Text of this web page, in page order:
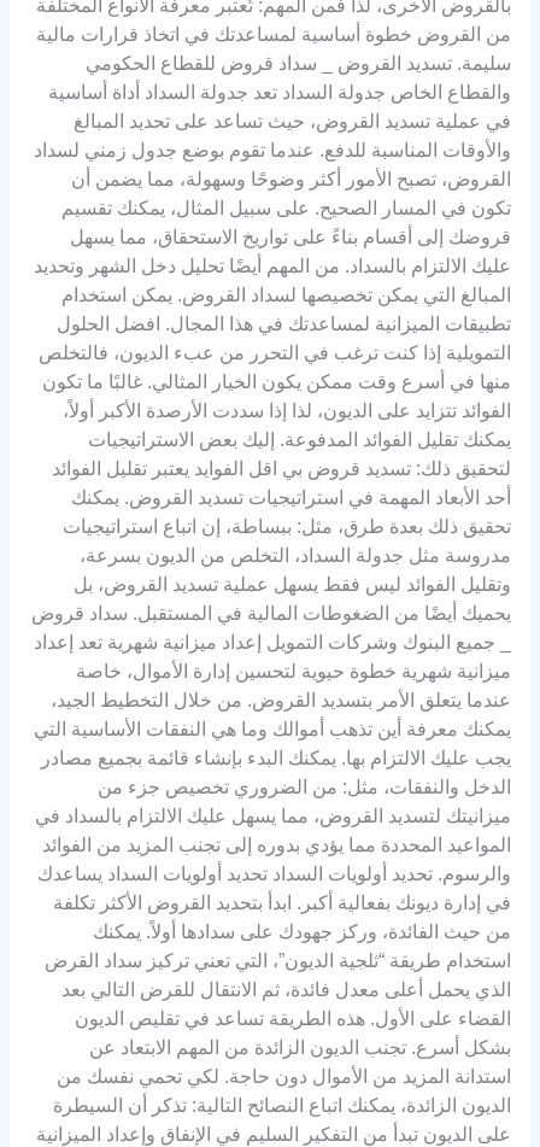
بالقروض الأخرى، لذا فمن المهم: تُعتبر معرفة الأنواع المختلفة
من القروض خطوة أساسية لمساعدتك في اتخاذ قرارات مالية
سليمة. تسديد القروض _ سداد قروض للقطاع الحكومي
والقطاع الخاص جدولة السداد تعد جدولة السداد أداة أساسية
في عملية تسديد القروض، حيث تساعد على تحديد المبالغ
والأوقات المناسبة للدفع. عندما تقوم بوضع جدول زمني لسداد
القروض، تصبح الأمور أكثر وضوحًا وسهولة، مما يضمن أن
تكون في المسار الصحيح. على سبيل المثال، يمكنك تقسيم
قروضك إلى أقسام بناءً على تواريخ الاستحقاق، مما يسهل
عليك الالتزام بالسداد. من المهم أيضًا تحليل دخل الشهر وتحديد
المبالغ التي يمكن تخصيصها لسداد القروض. يمكن استخدام
تطبيقات الميزانية لمساعدتك في هذا المجال. افضل الحلول
التمويلية إذا كنت ترغب في التحرر من عبء الديون، فالتخلص
منها في أسرع وقت ممكن يكون الخيار المثالي. غالبًا ما تكون
الفوائد تتزايد على الديون، لذا إذا سددت الأرصدة الأكبر أولاً،
يمكنك تقليل الفوائد المدفوعة. إليك بعض الاستراتيجيات
لتحقيق ذلك: تسديد قروض بي اقل الفوايد يعتبر تقليل الفوائد
أحد الأبعاد المهمة في استراتيجيات تسديد القروض. يمكنك
تحقيق ذلك بعدة طرق، مثل: ببساطة، إن اتباع استراتيجيات
مدروسة مثل جدولة السداد، التخلص من الديون بسرعة،
وتقليل الفوائد ليس فقط يسهل عملية تسديد القروض، بل
يحميك أيضًا من الضغوطات المالية في المستقبل. سداد قروض
_ جميع البنوك وشركات التمويل إعداد ميزانية شهرية تعد إعداد
ميزانية شهرية خطوة حيوية لتحسين إدارة الأموال، خاصة
عندما يتعلق الأمر بتسديد القروض. من خلال التخطيط الجيد،
يمكنك معرفة أين تذهب أموالك وما هي النفقات الأساسية التي
يجب عليك الالتزام بها. يمكنك البدء بإنشاء قائمة بجميع مصادر
الدخل والنفقات، مثل: من الضروري تخصيص جزء من
ميزانيتك لتسديد القروض، مما يسهل عليك الالتزام بالسداد في
المواعيد المحددة مما يؤدي بدوره إلى تجنب المزيد من الفوائد
والرسوم. تحديد أولويات السداد تحديد أولويات السداد يساعدك
في إدارة ديونك بفعالية أكبر. ابدأ بتحديد القروض الأكثر تكلفة
من حيث الفائدة، وركز جهودك على سدادها أولاً. يمكنك
استخدام طريقة “ثلجية الديون”، التي تعني تركيز سداد القرض
الذي يحمل أعلى معدل فائدة، ثم الانتقال للقرض التالي بعد
القضاء على الأول. هذه الطريقة تساعد في تقليص الديون
بشكل أسرع. تجنب الديون الزائدة من المهم الابتعاد عن
استدانة المزيد من الأموال دون حاجة. لكي تحمي نفسك من
الديون الزائدة، يمكنك اتباع النصائح التالية: تذكر أن السيطرة
على الديون تبدأ من التفكير السليم في الإنفاق وإعداد الميزانية